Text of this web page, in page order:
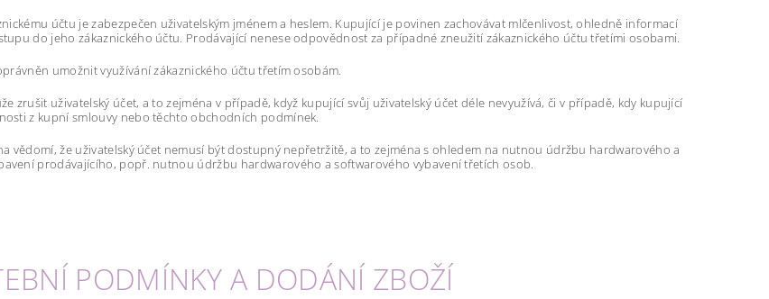
účtu je zabezpečen uživatelským jménem a heslem. Kupující je povinen zachovávat mlčenlivost, ohledně informací
do jeho zákaznického účtu. Prodávající nenese odpovědnost za případné zneužití zákaznického účtu třetími osobami.
umožnit využívání zákaznického účtu třetím osobám.
zrušit uživatelský účet, a to zejména v případě, když kupující svůj uživatelský účet déle nevyužívá, či v případě, kdy kupující
z kupní smlouvy nebo těchto obchodních podmínek.
vědomí, že uživatelský účet nemusí být dostupný nepřetržitě, a to zejména s ohledem na nutnou údržbu hardwarového a
prodávajícího, popř. nutnou údržbu hardwarového a softwarového vybavení třetích osob.
PODMÍNKY A DODÁNÍ ZBOŽÍ